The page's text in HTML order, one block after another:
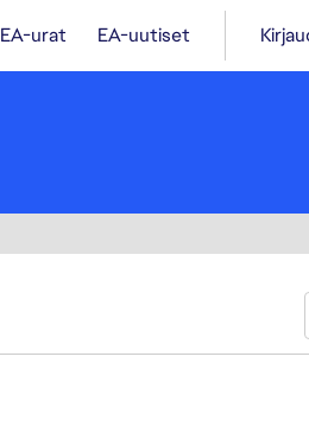
EA-urat EA-uutiset